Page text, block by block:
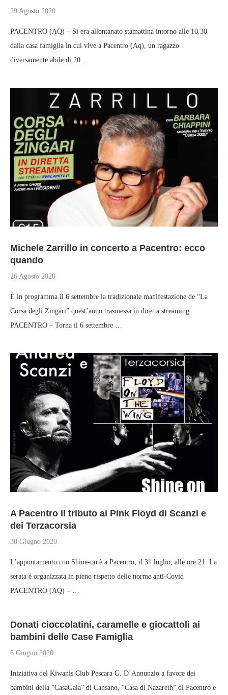
29 Agosto 2020
PACENTRO (AQ) – Si era allontanato stamattina intorno alle 10.30
dalla casa famiglia in cui vive a Pacentro (Aq), un ragazzo
diversamente abile di 20 …
Michele Zarrillo in concerto a Pacentro: ecco
quando
26 Agosto 2020
È in programma il 6 settembre la tradizionale manifestazione de “La
Corsa degli Zingari” quest’anno trasmessa in diretta streaming
PACENTRO – Torna il 6 settembre …
A Pacentro il tributo ai Pink Floyd di Scanzi e
dei Terzacorsia
30 Giugno 2020
L’appuntamento con Shine-on è a Pacentro, il 31 luglio, alle ore 21. La
serata è organizzata in pieno rispetto delle norme anti-Covid
PACENTRO (AQ) – …
Donati cioccolatini, caramelle e giocattoli ai
bambini delle Case Famiglia
6 Giugno 2020
Iniziativa del Kiwanis Club Pescara G. D’Annunzio a favore dei
bambini della “CasaGaia” di Cansano, “Casa di Nazareth” di Pacentro e